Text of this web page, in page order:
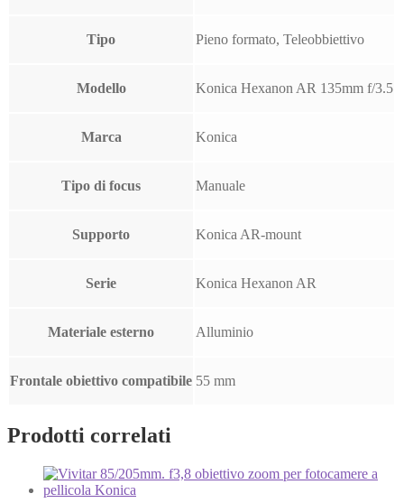
Tipo Pieno formato, Teleobbiettivo
Modello Konica Hexanon AR 135mm f/3.5
Marca Konica
Tipo di focus Manuale
Supporto Konica AR-mount
Serie Konica Hexanon AR
Materiale esterno Alluminio
Frontale obiettivo compatibile 55 mm
Prodotti correlati